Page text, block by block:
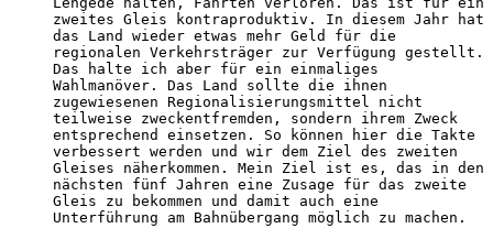
zweites Gleis kontraproduktiv. In diesem Jahr hat
das Land wieder etwas mehr Geld für die
regionalen Verkehrsträger zur Verfügung gestellt.
Das halte ich aber für ein einmaliges
Wahlmanöver. Das Land sollte die ihnen
zugewiesenen Regionalisierungsmittel nicht
teilweise zweckentfremden, sondern ihrem Zweck
entsprechend einsetzen. So können hier die Takte
verbessert werden und wir dem Ziel des zweiten
Gleises näherkommen. Mein Ziel ist es, das in den
nächsten fünf Jahren eine Zusage für das zweite
Gleis zu bekommen und damit auch eine
Unterführung am Bahnübergang möglich zu machen.